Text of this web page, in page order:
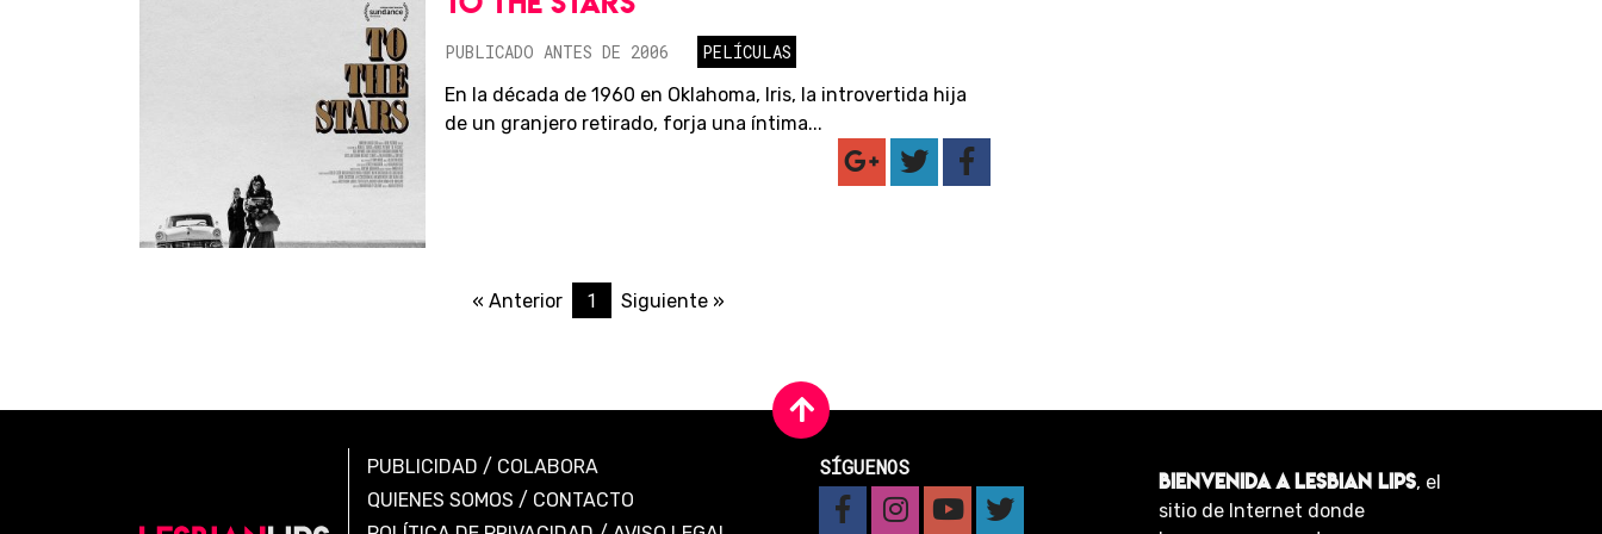
PUBLICADO ANTES DE 2006
PELÍCULAS
En la década de 1960 en Oklahoma, Iris, la introvertida hija
de un granjero retirado, forja una íntima...
« Anterior 1 Siguiente »
PUBLICIDAD / COLABORA
QUIENES SOMOS / CONTACTO
SÍGUENOS
BIENVENIDA A LESBIAN LIPS, el
sitio de Internet donde